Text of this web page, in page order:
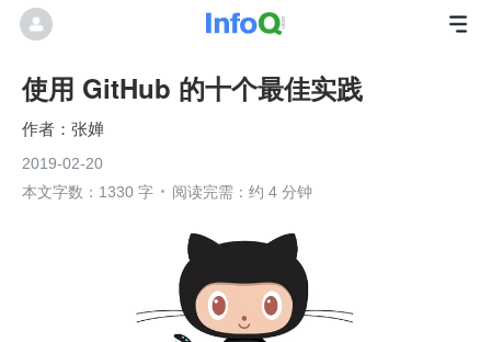
使用 GitHub 的十个最佳实践
张婵
2019-02-20
本文字数：1330 字
阅读完需：约 4 分钟